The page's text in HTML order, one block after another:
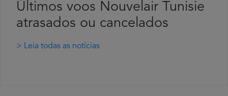
Últimos voos Nouvelair Tunisie
atrasados ou cancelados
> Leia todas as notícias